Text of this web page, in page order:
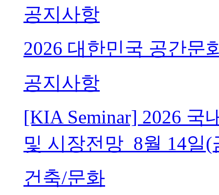
공지사항
2026 대한민국 공간문
공지사항
[KIA Seminar] 2026 국
및 시장전망_8월 14일(
건축/문화